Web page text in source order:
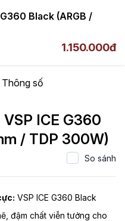
Black (ARGB /
1.150.000đ
Thông số
ICE G360
/ TDP 300W)
So sánh
VSP ICE G360 Black
đậm chất viễn tưởng cho